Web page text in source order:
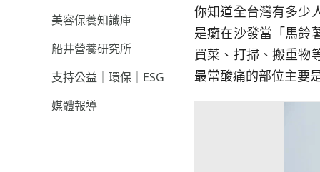
美容保養知識庫
船井營養研究所
支持公益｜環保｜ESG
媒體報導
你知道全台灣有多少
是癱在沙發當「馬鈴
買菜、打掃、搬重物
最常酸痛的部位主要